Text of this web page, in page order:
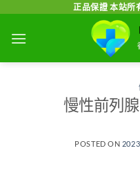
content
正品保證 本站所
慢性前列
POSTED ON